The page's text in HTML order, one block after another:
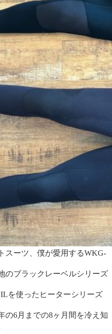
スーツ、僕が愛用するWKG-
のブラックレーベルシリーズ
を使ったヒーターシリーズ
の6月までの8ヶ月間を冷え知